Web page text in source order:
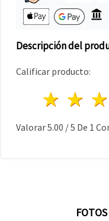
Descripción del
Calificar producto:
2
1
Valorar5.00 /5 De 1